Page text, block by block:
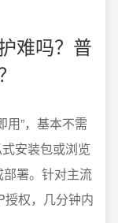
难吗？普
用”，基本不需
安装包或浏览
署。针对主流
授权，几分钟内